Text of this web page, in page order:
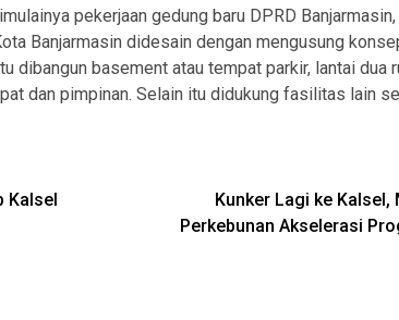
pekerjaan gedung baru DPRD
Banjarmasin didesain dengan mengusung
dibangun basement atau tempat parkir, lantai dua
dan pimpinan. Selain itu didukung fasilitas lain
Kalsel
Kunker Lagi ke Kalsel,
Perkebunan Akselerasi